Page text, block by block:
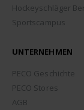
Hockeyschläger
Sportscampus
UNTERNEHMEN
PECO Geschichte
PECO Stores
AGB